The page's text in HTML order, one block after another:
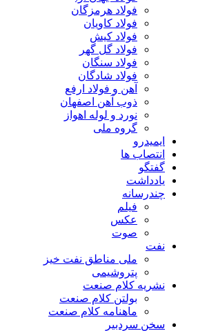
فولاد هرمزگان
فولاد کاویان
فولاد کیش
فولاد گل گهر
فولاد سنگان
فولاد شادگان
آهن و فولاد ارفع
ذوب آهن اصفهان
نورد و لوله اهواز
گروه ملی
ایمیدرو
انتصاب ها
گفتگو
یادداشت
چندرسانه
فیلم
عکس
صوت
نفت
ملی مناطق نفت خیز
پتروشیمی
نشریه کلام صنعت
بولتن کلام صنعت
ماهنامه کلام صنعت
سخن سردبیر